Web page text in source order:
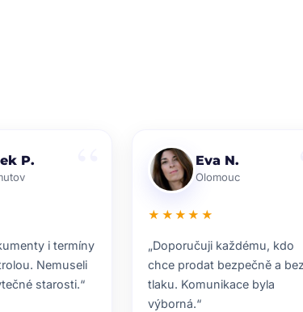
P.
i termíny
Nemuseli
starosti.“
Eva N.
Olomouc
★★★★★
„Doporučuji každému, kdo
chce prodat bezpečně a
tlaku. Komunikace byla
výborná.“